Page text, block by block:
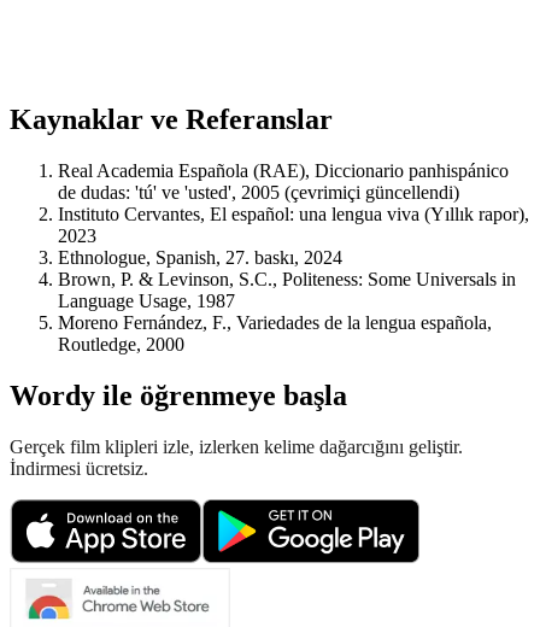
Kaynaklar ve Referanslar
Real Academia Española (RAE), Diccionario panhispánico
de dudas: 'tú' ve 'usted', 2005 (çevrimiçi güncellendi)
Instituto Cervantes, El español: una lengua viva (Yıllık rapor),
2023
Ethnologue, Spanish, 27. baskı, 2024
Brown, P. & Levinson, S.C., Politeness: Some Universals in
Language Usage, 1987
Moreno Fernández, F., Variedades de la lengua española,
Routledge, 2000
Wordy ile öğrenmeye başla
Gerçek film klipleri izle, izlerken kelime dağarcığını geliştir.
İndirmesi ücretsiz.